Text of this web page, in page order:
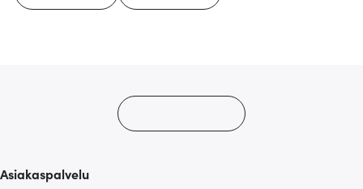
Asiakaspalvelu